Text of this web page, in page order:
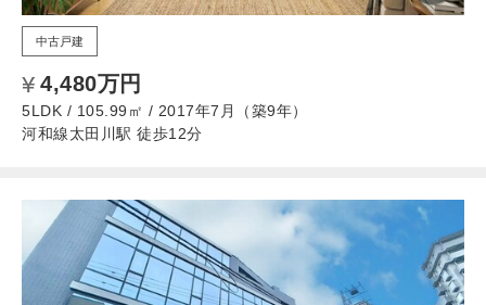
中古戸建
4,480万円
5LDK / 105.99㎡ / 2017年7月（築9年）
河和線太田川駅 徒歩12分